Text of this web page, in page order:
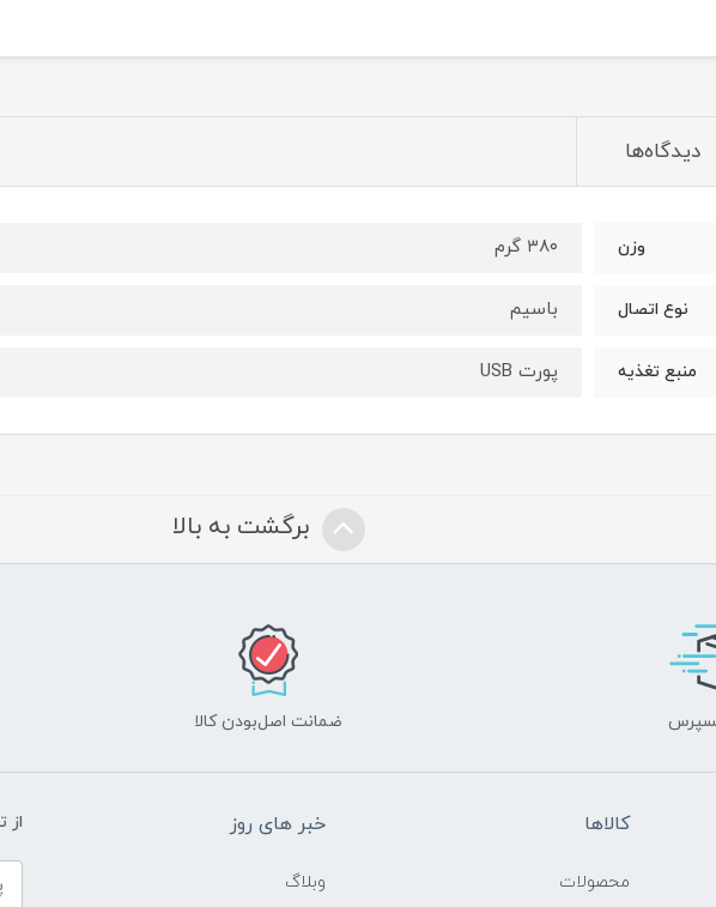
دیدگاه‌ها
وزن ۳۸۰ گرم
نوع اتصال باسیم
منبع تغذیه پورت USB
برگشت به بالا
ضمانت اصل‌بودن کالا
کالاها
محصولات
خبر های روز
وبلاگ
از